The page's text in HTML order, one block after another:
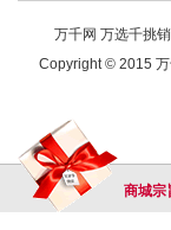
万千网 万选千挑
Copyright © 2015 万
商城宗